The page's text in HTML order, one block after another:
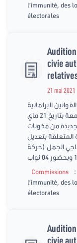
l’immunité, des
électorales
civie
21 mai 2021
البرلمانية
والقوانين الإنتخابية جلسة عمل يوم الجمعة بتاريخ 21 ماي
جديدة من مكونات
المتعلقة بتعديل
ناجي الجمل (حركة
Commissions
:
l’immunité, des
électorales
civie